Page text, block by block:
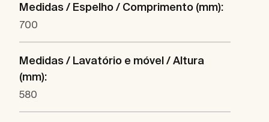
Medidas / Espelho / Comprimento (mm):
700
Medidas / Lavatório e móvel / Altura
(mm):
580